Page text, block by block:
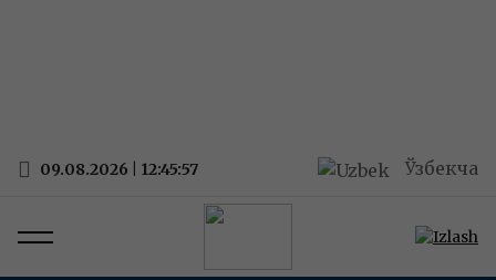
09.08.2026 | 12:45:57 Ўзбекча